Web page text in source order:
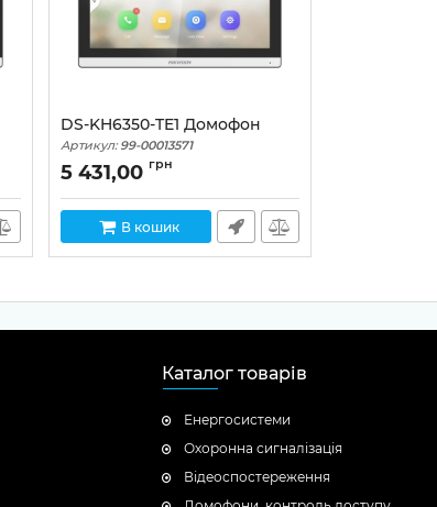
DS-KH6350-TE1 Домофон
Артикул: 99-00013571
5 431,00 грн
В кошик
Каталог товарів
Енергосистеми
Охоронна сигналізація
Відеоспостереження